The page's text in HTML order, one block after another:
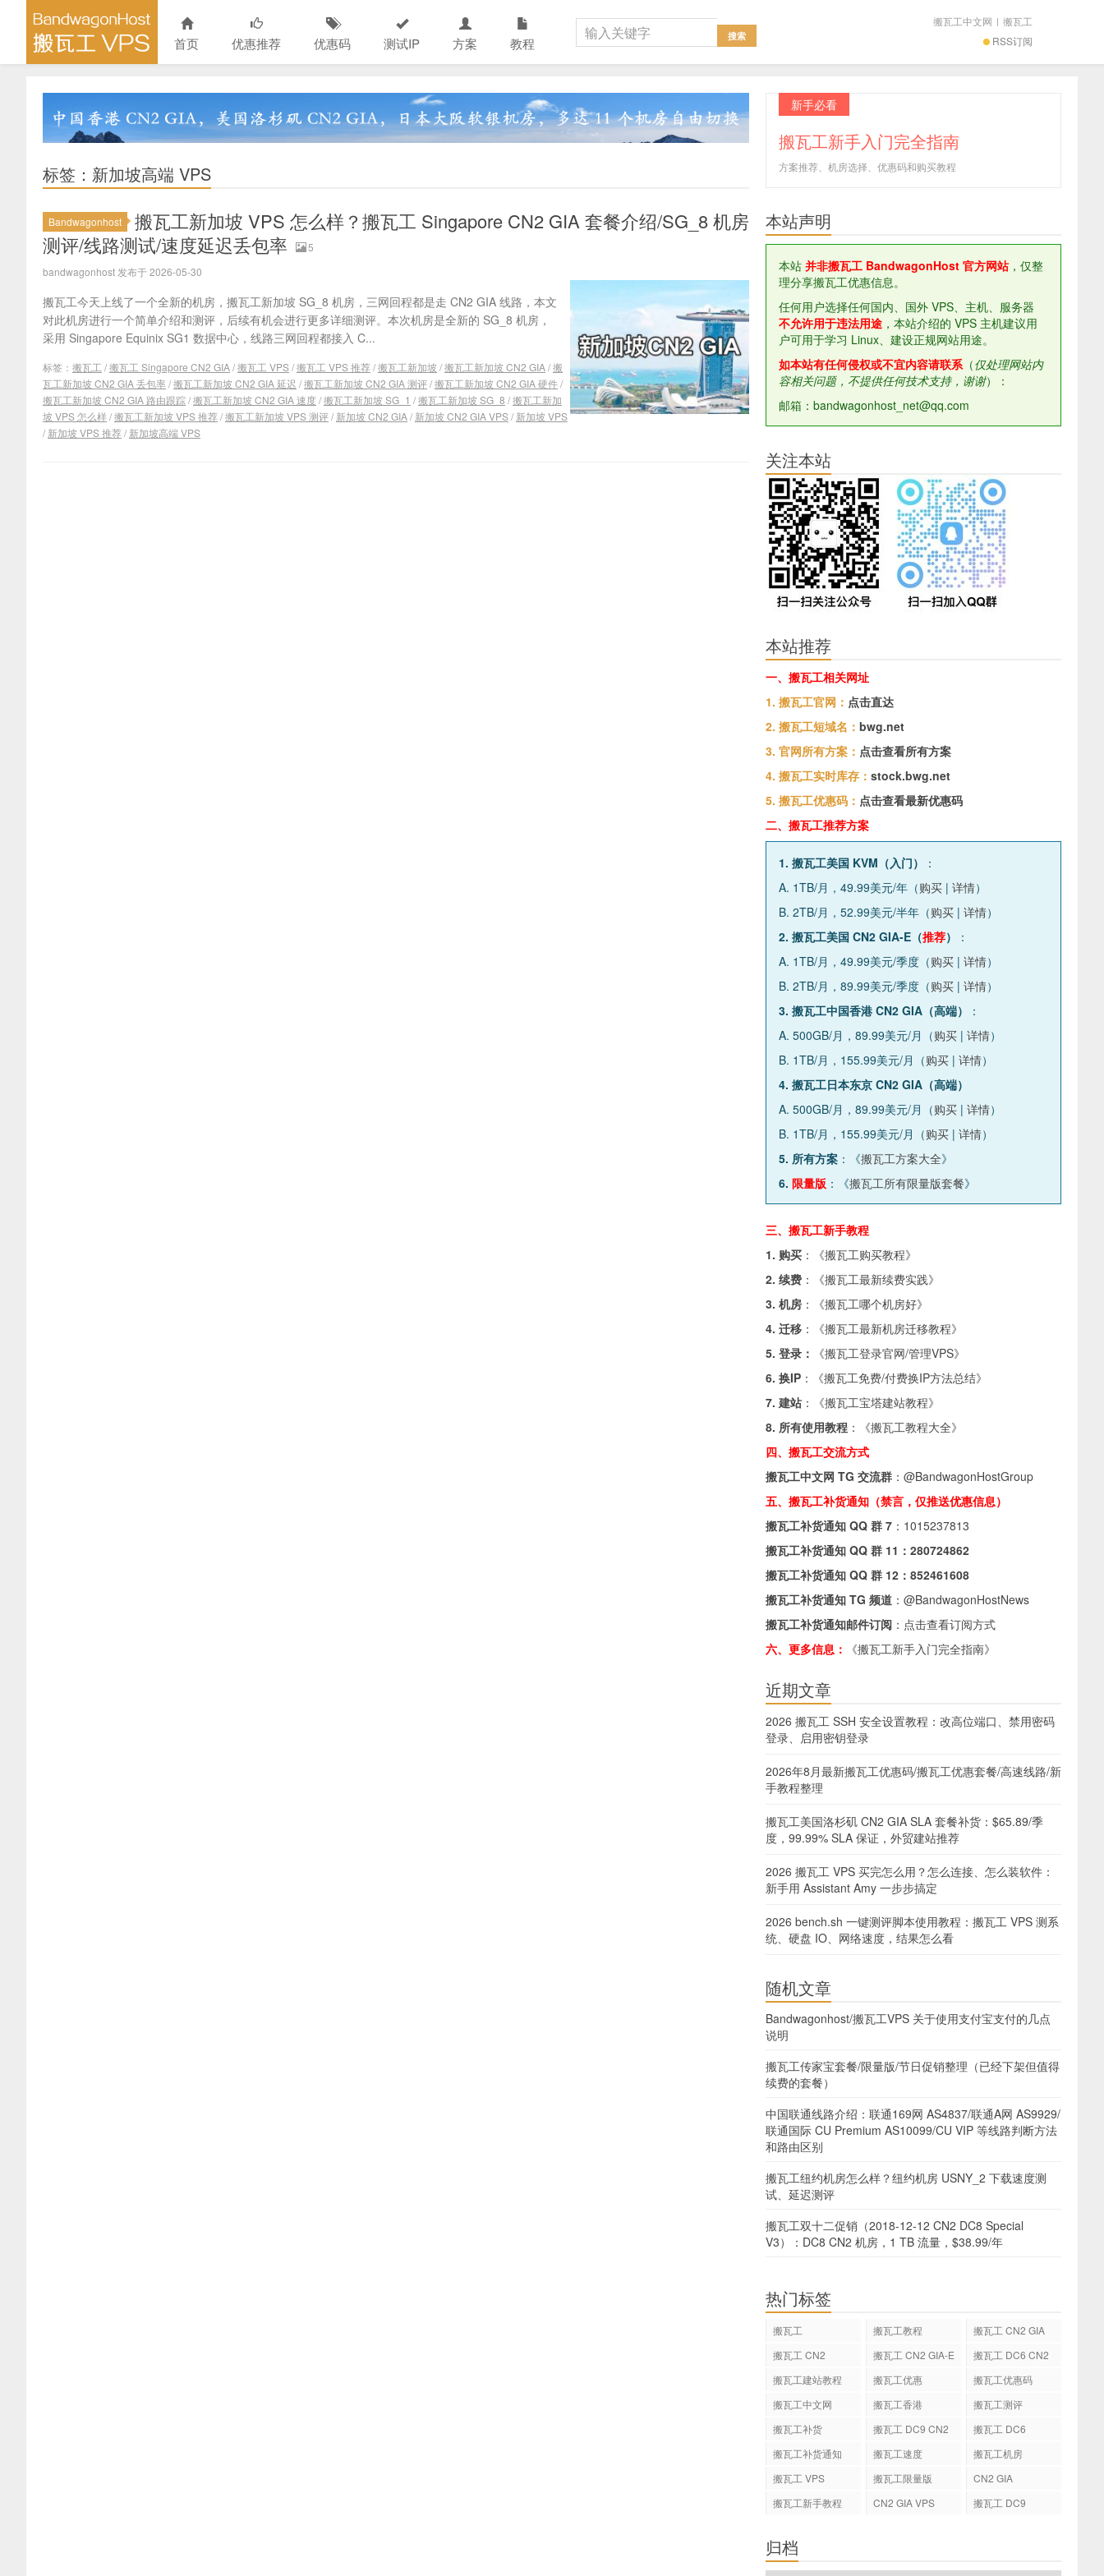
首页 优惠推荐 优惠码 测试IP 方案 教程 RSS订阅
搬瓦工中文网 | 搬瓦工
标签：新加坡高端 VPS
Bandwagonhost
搬瓦工新加坡 VPS 怎么样？搬瓦工 Singapore CN2 GIA 套餐介绍/SG_8 机房
测评/线路测试/速度延迟丢包率
5
bandwagonhost 发布于 2026-05-30
搬瓦工今天上线了一个全新的机房，搬瓦工新加坡 SG_8 机房，三网回程都是走 CN2 GIA 线路，本文
对此机房进行一个简单介绍和测评，后续有机会进行更多详细测评。本次机房是全新的 SG_8 机房，
采用 Singapore Equinix SG1 数据中心，线路三网回程都接入 C...
标签： 搬瓦工 /搬瓦工 Singapore CN2 GIA/搬瓦工 VPS/搬瓦工 VPS 推荐/搬瓦工新加坡 /搬瓦工新加坡 CN2 GIA/搬
瓦工新加坡 CN2 GIA 丢包率/搬瓦工新加坡 CN2 GIA 延迟 /搬瓦工新加坡 CN2 GIA 测评/搬瓦工新加坡 CN2 GIA 硬件/
搬瓦工新加坡 CN2 GIA 路由跟踪/搬瓦工新加坡 CN2 GIA 速度/搬瓦工新加坡 SG_1 /搬瓦工新加坡 SG_8 /搬瓦工新加
坡 VPS 怎么样/搬瓦工新加坡 VPS 推荐/搬瓦工新加坡 VPS 测评/ 新加坡 CN2 GIA/ 新加坡 CN2 GIA VPS/ 新加坡 VPS
/ 新加坡 VPS 推荐/ 新加坡高端 VPS
新手必看
搬瓦工新手入门完全指南
方案推荐、机房选择、优惠码和购买教程
本站声明
本站 并非搬瓦工 BandwagonHost 官方网站，仅整
理分享搬瓦工优惠信息。
任何用户选择任何国内、国外 VPS、主机、服务器
不允许用于违法用途 ，本站介绍的 VPS 主机建议用
户可用于学习 Linux、建设正规网站用途。
如本站有任何侵权或不宜内容请联系（仅处理网站内
容相关问题，不提供任何技术支持，谢谢）：
邮箱：bandwagonhost_net@qq.com
关注本站
本站推荐
一、搬瓦工相关网址
1. 搬瓦工官网： 点击直达
2. 搬瓦工短域名： bwg.net
3. 官网所有方案： 点击查看所有方案
4. 搬瓦工实时库存： stock.bwg.net
5. 搬瓦工优惠码： 点击查看最新优惠码
二、搬瓦工推荐方案
1. 搬瓦工美国 KVM（入门）
：
A. 1TB/月，49.99美元/年（购买 | 详情）
B. 2TB/月，52.99美元/半年（购买 | 详情）
2. 搬瓦工美国 CN2 GIA-E（推荐）
：
A. 1TB/月，49.99美元/季度（购买 | 详情）
B. 2TB/月，89.99美元/季度（购买 | 详情）
3. 搬瓦工中国香港 CN2 GIA（高端）
：
A. 500GB/月，89.99美元/月（购买 | 详情）
B. 1TB/月，155.99美元/月（购买 | 详情）
4. 搬瓦工日本东京 CN2 GIA（高端）
A. 500GB/月，89.99美元/月（购买 | 详情）
B. 1TB/月，155.99美元/月（购买 | 详情）
5. 所有方案 ：《搬瓦工方案大全》
6. 限量版 ：《搬瓦工所有限量版套餐》
三、搬瓦工新手教程
1. 购买 ：《搬瓦工购买教程》
2. 续费 ：《搬瓦工最新续费实践》
3. 机房 ：《搬瓦工哪个机房好》
4. 迁移 ：《搬瓦工最新机房迁移教程》
5. 登录：
《搬瓦工登录官网/管理VPS》
6. 换IP ：《搬瓦工免费/付费换IP方法总结》
7. 建站 ：《搬瓦工宝塔建站教程》
8. 所有使用教程 ：《搬瓦工教程大全》
四、搬瓦工交流方式
搬瓦工中文网 TG 交流群 ： @BandwagonHostGroup
五、搬瓦工补货通知（禁言，仅推送优惠信息）
搬瓦工补货通知 QQ 群 7 ： 1015237813
搬瓦工补货通知 QQ 群 11： 280724862
搬瓦工补货通知 QQ 群 12： 852461608
搬瓦工补货通知 TG 频道 ： @BandwagonHostNews
搬瓦工补货通知邮件订阅 ： 点击查看订阅方式
六、更多信息：
《搬瓦工新手入门完全指南》
近期文章
2026 搬瓦工 SSH 安全设置教程：改高位端口、禁用密码
登录、启用密钥登录
2026年8月最新搬瓦工优惠码/搬瓦工优惠套餐/高速线路/新
手教程整理
搬瓦工美国洛杉矶 CN2 GIA SLA 套餐补货：$65.89/季
度，99.99% SLA 保证，外贸建站推荐
2026 搬瓦工 VPS 买完怎么用？怎么连接、怎么装软件：
新手用 Assistant Amy 一步步搞定
2026 bench.sh 一键测评脚本使用教程：搬瓦工 VPS 测系
统、硬盘 IO、网络速度，结果怎么看
随机文章
Bandwagonhost/搬瓦工VPS 关于使用支付宝支付的几点
说明
搬瓦工传家宝套餐/限量版/节日促销整理（已经下架但值得
续费的套餐）
中国联通线路介绍：联通169网 AS4837/联通A网 AS9929/
联通国际 CU Premium AS10099/CU VIP 等线路判断方法
和路由区别
搬瓦工纽约机房怎么样？纽约机房 USNY_2 下载速度测
试、延迟测评
搬瓦工双十二促销（2018-12-12 CN2 DC8 Special
V3）：DC8 CN2 机房，1 TB 流量，$38.99/年
热门标签
搬瓦工 搬瓦工教程
搬瓦工 CN2 GIA
搬瓦工 CN2
搬瓦工 CN2 GIA-E
搬瓦工 DC6 CN2
搬瓦工建站教程 搬瓦工优惠
搬瓦工优惠码
搬瓦工中文网
搬瓦工香港
搬瓦工测评
搬瓦工补货
搬瓦工 DC9 CN2
搬瓦工 DC6
搬瓦工补货通知
搬瓦工速度
搬瓦工机房
搬瓦工 VPS
搬瓦工限量版
CN2 GIA
搬瓦工新手教程
CN2 GIA VPS 搬瓦工 DC9
归档